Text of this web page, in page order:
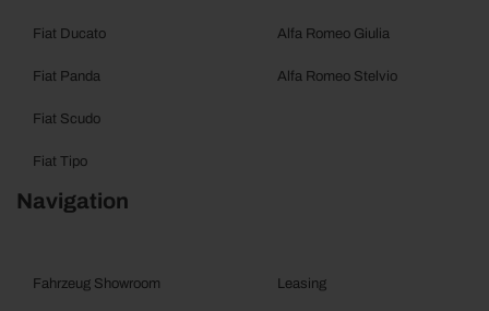
Fiat Ducato
Fiat Panda
Fiat Scudo
Fiat Tipo
Alfa Romeo Giulia
Alfa Romeo Stelvio
Navigation
Fahrzeug Showroom Leasing